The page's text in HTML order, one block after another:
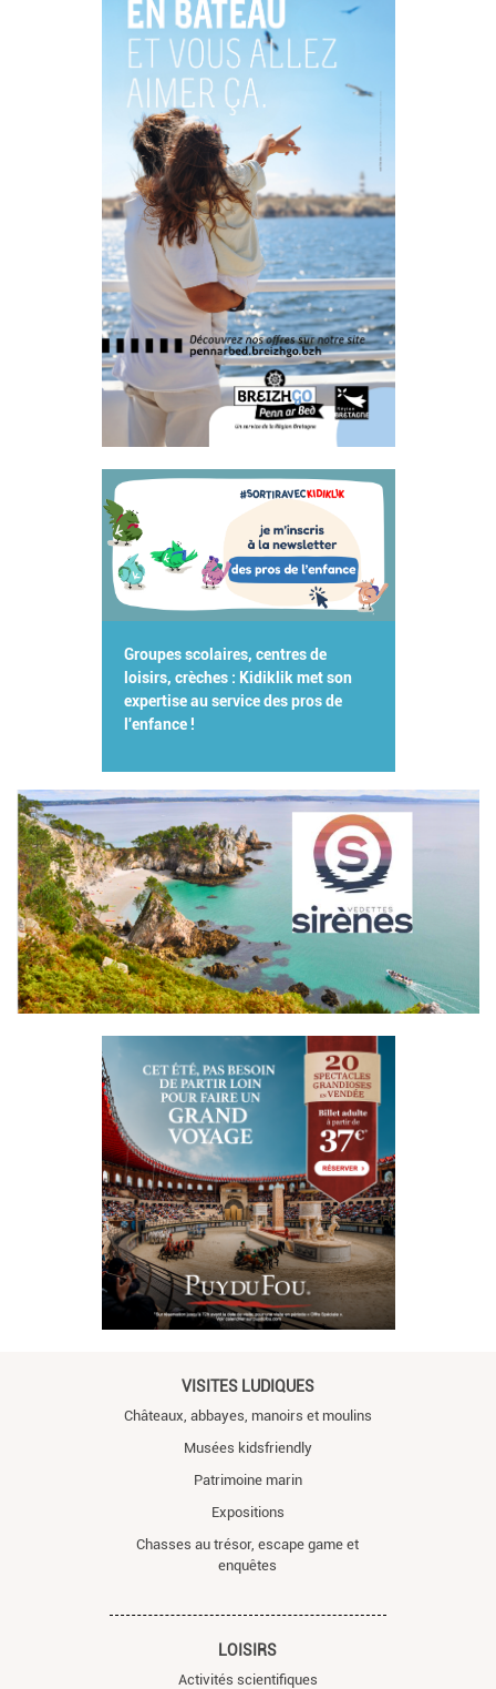
Groupes scolaires, centres de
loisirs, crèches : Kidiklik met son
expertise au service des pros de
l'enfance !
VISITES LUDIQUES
Châteaux, abbayes, manoirs et moulins
Musées kidsfriendly
Patrimoine marin
Expositions
Chasses au trésor, escape game et
enquêtes
LOISIRS
Activités scientifiques